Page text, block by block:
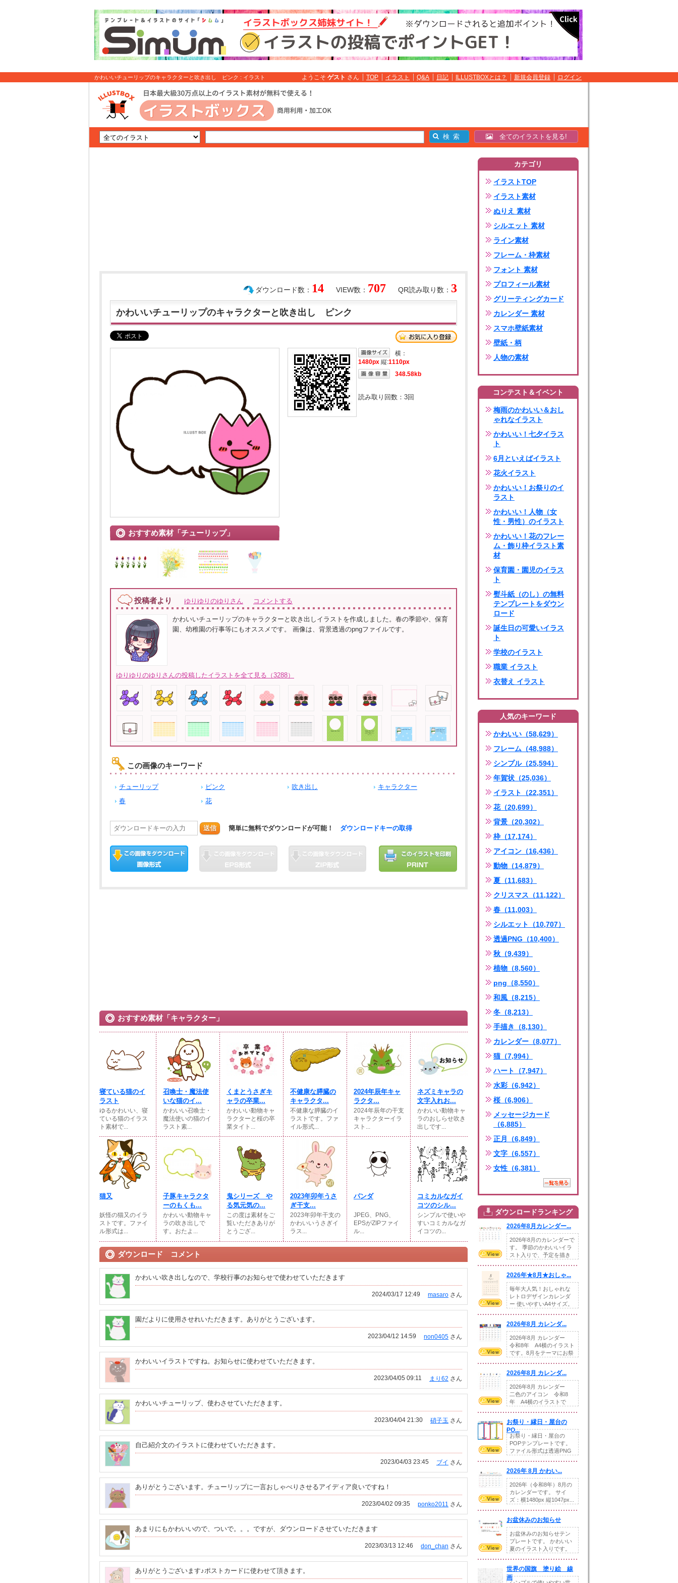
かわいいチューリップのキャラクターと吹き出し ピンク : イラスト
ようこそ ゲスト さん TOP イラスト Q&A 日記 ILLUSTBOXとは？ 新規会員登録 ログイン
全てのイラストを見る!
QR読み取り数： 3
VIEW数： 707
ダウンロード数： 14
かわいいチューリップのキャラクターと吹き出し ピンク
おすすめ素材「チューリップ」
横：
1480px 縦:1110px
348.58kb
読み取り回数： 3回
投稿者より ゆりゆりのゆりさん コメントする
かわいいチューリップのキャラクターと吹き出しイラストを作成しました。春の季節や、保育
園、幼稚園の行事等にもオススメです。 画像は、背景透過のpngファイルです。
ゆりゆりのゆりさんの投稿したイラストを全て見る（3288）
この画像のキーワード
チューリップ ピンク 吹き出し
キャラクター
春
花
送信 簡単に無料でダウンロードが可能！ ダウンロードキーの取得
おすすめ素材「キャラクター」
寝ている猫のイ
ラスト
ゆるかわいい、寝
ている猫のイラス
ト素材で...
召喚士・魔法使
いな猫のイ...
かわいい召喚士・
魔法使いの猫のイ
ラスト素...
くまとうさぎキ
ャラの卒業...
かわいい動物キャ
ラクターと桜の卒
業タイト...
不健康な膵臓の
キャラクタ...
不健康な膵臓のイ
ラストです。ファ
イル形式...
2024年辰年キャ
ラクタ...
2024年辰年の干支
キャラクターイラ
スト...
ネズミキャラの
文字入れお...
かわいい動物キャ
ラのおしらせ吹き
出しです...
猫又
妖怪の猫又のイラ
ストです。ファイ
ル形式は...
子豚キャラクタ
ーのもくも...
かわいい動物キャ
ラの吹き出しで
す。おたよ...
鬼シリーズ や
る気元気の...
この度は素材をご
覧いただきありが
とうござ...
2023年卯年うさ
ぎ干支...
2023年卯年干支の
かわいいうさぎイ
ラス...
パンダ
JPEG、PNG、
EPSがZIPファイ
ル...
コミカルなガイ
コツのシル...
シンプルで使いや
すいコミカルなガ
イコツの...
ダウンロード コメント
かわいい吹き出しなので、学校行事のお知らせで使わせていただきます
masaro さん
2024/03/17 12:49
園だよりに使用させれいただきます。ありがとうございます。
non0405 さん
2023/04/12 14:59
かわいいイラストですね。お知らせに使わせていただきます。
まり62 さん
2023/04/05 09:11
かわいいチューリップ、使わさせていただきます。
硝子玉 さん
2023/04/04 21:30
自己紹介文のイラストに使わせていただきます。
ブイ さん
2023/04/03 23:45
ありがとうございます。チューリップに一言おしゃべりさせるアイディア良いですね！
ponko2011 さん
2023/04/02 09:35
あまりにもかわいいので、ついで。。。ですが、ダウンロードさせていただきます
don_chan さん
2023/03/13 12:46
ありがとうございます♪ポストカードに使わせて頂きます。
カテゴリ
イラストTOP
イラスト素材
ぬりえ 素材
シルエット 素材
ライン素材
フレーム・枠素材
フォント 素材
プロフィール素材
グリーティングカード
カレンダー 素材
スマホ壁紙素材
壁紙・柄
人物の素材
コンテスト＆イベント
梅雨のかわいい＆おし
ゃれなイラスト
かわいい！七夕イラス
ト
6月といえばイラスト
花火イラスト
かわいい！お祭りのイ
ラスト
かわいい！人物（女
性・男性）のイラスト
かわいい！花のフレー
ム・飾り枠イラスト素
材
保育園・園児のイラス
ト
熨斗紙（のし）の無料
テンプレートをダウン
ロード
誕生日の可愛いイラス
ト
学校のイラスト
職業 イラスト
衣替え イラスト
人気のキーワード
かわいい（58,629）
フレーム（48,988）
シンプル（25,594）
年賀状（25,036）
イラスト（22,351）
花（20,699）
背景（20,302）
枠（17,174）
アイコン（16,436）
動物（14,879）
夏（11,683）
クリスマス（11,122）
春（11,003）
シルエット（10,707）
透過PNG（10,400）
秋（9,439）
植物（8,560）
png（8,550）
和風（8,215）
冬（8,213）
手描き（8,130）
カレンダー（8,077）
猫（7,994）
ハート（7,947）
水彩（6,942）
桜（6,906）
メッセージカード
（6,885）
正月（6,849）
文字（6,557）
女性（6,381）
ダウンロードランキング
2026年8月カレンダー...
2026年8月のカレンダーで
す。 季節のかわいいイラ
スト入りで、予定を描き
2026年★8月★おしゃ...
毎年大人気！おしゃれな
レトロデザインカレンダ
ー 使いやすいA4サイズ。
2026年8月 カレンダ...
2026年8月 カレンダー
令和8年 A4横のイラスト
です。8月をテーマにお祭
2026年8月 カレンダ...
2026年8月 カレンダー
二色のアイコン 令和8
年 A4横のイラストで
お祭り・縁日・屋台の
PO...
お祭り・縁日・屋台の
POPテンプレートです。
ファイル形式は透過PNG
2026年 8月 かわい...
2026年（令和8年）8月の
カレンダーです。 サイ
ズ：横1480px 縦1047px...
お盆休みのお知らせ
お盆休みのお知らせテン
プレートです。 かわいい
夏のイラスト入りです。
世界の国旗 塗り絵 線
画